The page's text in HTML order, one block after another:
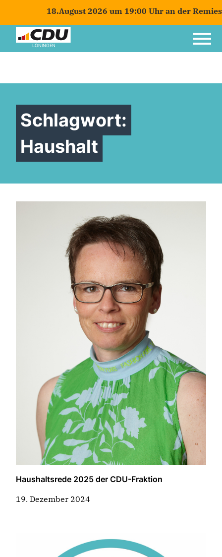
18.August 2026 um 19:00 Uhr an der
LÖNINGEN
Schlagwort:
Haushalt
Haushaltsrede 2025 der CDU-Fraktion
19. Dezember 2024